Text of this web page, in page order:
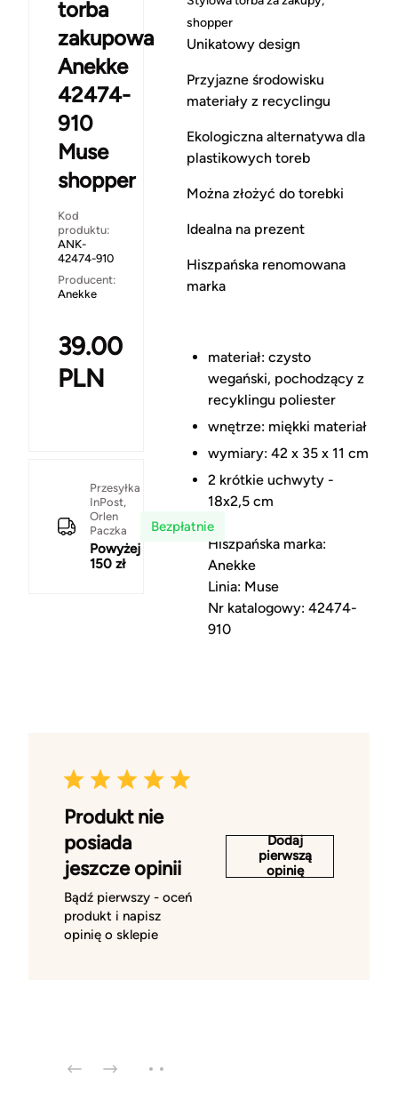
torba
zakupowa
Anekke
42474-
910
Muse
shopper
Kod
produktu:
ANK-
42474-910
Producent:
Anekke
39.00
PLN
Przesyłka
InPost,
Orlen
Paczka
Powyżej
150 zł
Bezpłatnie
shopper
Unikatowy design
Przyjazne środowisku
materiały z recyclingu
Ekologiczna alternatywa dla
plastikowych toreb
Można złożyć do torebki
Idealna na prezent
Hiszpańska renomowana
marka
materiał: czysto
wegański, pochodzący z
recyklingu poliester
wnętrze: miękki materiał
wymiary: 42 x 35 x 11 cm
2 krótkie uchwyty -
18x2,5 cm
Hiszpańska marka:
Anekke
Linia: Muse
Nr katalogowy: 42474-
910
Produkt nie
posiada
jeszcze opinii
Bądź pierwszy - oceń
produkt i napisz
opinię o sklepie
Dodaj
pierwszą
opinię